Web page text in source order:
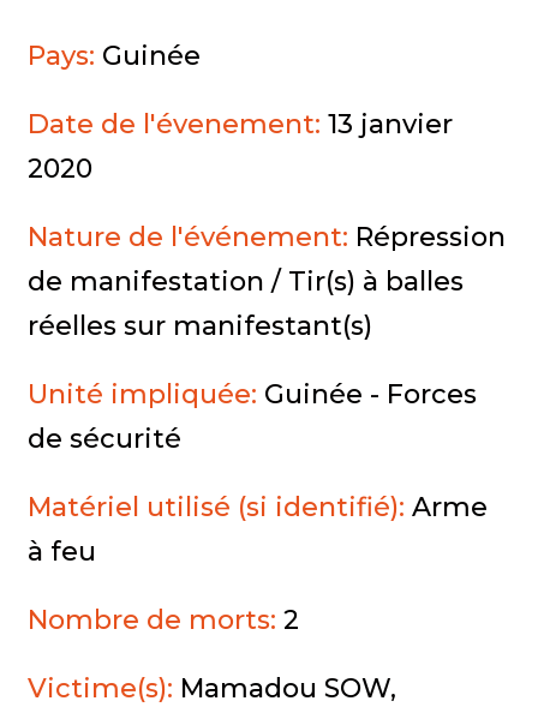
Pays: Guinée
Date de l'évenement:13 janvier
2020
Nature de l'événement: Répression
de manifestation / Tir(s) à balles
réelles sur manifestant(s)
Unité impliquée: Guinée - Forces
de sécurité
Matériel utilisé (si identifié):Arme
à feu
Nombre de morts:2
Victime(s): Mamadou SOW,